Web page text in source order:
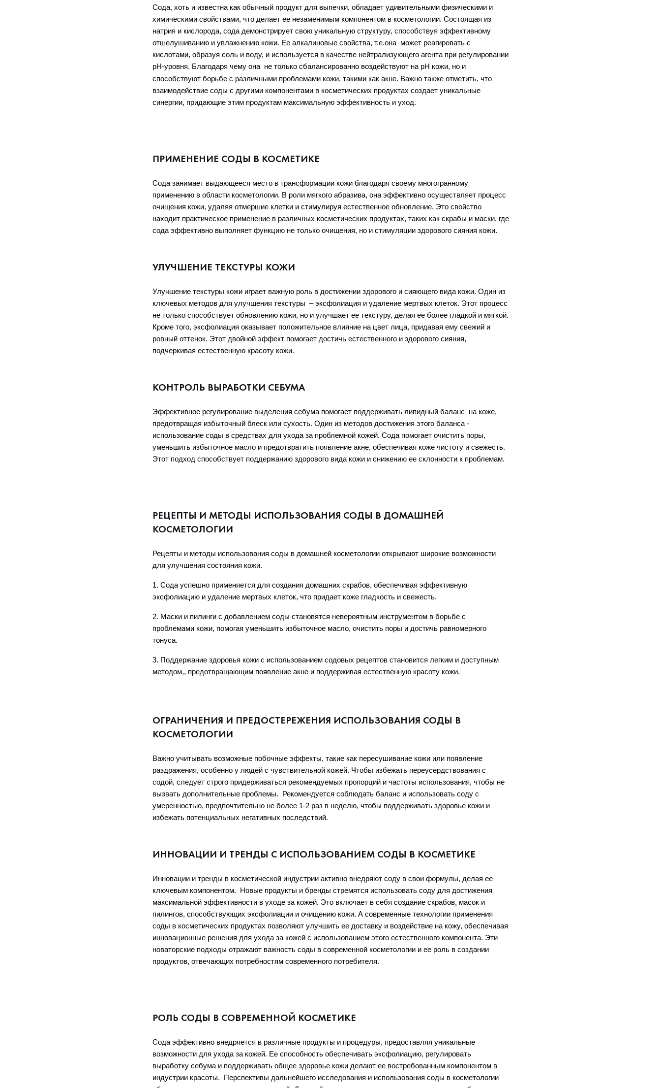
Сода, хоть и известна как обычный продукт для выпечки, обладает удивительными физическими и
химическими свойствами, что делает ее незаменимым компонентом в косметологии. Состоящая из
натрия и кислорода, сода демонстрирует свою уникальную структуру, способствуя эффективному
отшелушиванию и увлажнению кожи. Ее алкалиновые свойства, т.е.она может реагировать с
кислотами, образуя соль и воду, и используется в качестве нейтрализующего агента при регулировании
pH-уровня. Благодаря чему она не только сбалансированно воздействуют на pH кожи, но и
способствуют борьбе с различными проблемами кожи, такими как акне. Важно также отметить, что
взаимодействие соды с другими компонентами в косметических продуктах создает уникальные
синергии, придающие этим продуктам максимальную эффективность и уход.
ПРИМЕНЕНИЕ СОДЫ В КОСМЕТИКЕ
Сода занимает выдающееся место в трансформации кожи благодаря своему многогранному
применению в области косметологии. В роли мягкого абразива, она эффективно осуществляет процесс
очищения кожи, удаляя отмершие клетки и стимулируя естественное обновление. Это свойство
находит практическое применение в различных косметических продуктах, таких как скрабы и маски, где
сода эффективно выполняет функцию не только очищения, но и стимуляции здорового сияния кожи.
УЛУЧШЕНИЕ ТЕКСТУРЫ КОЖИ
Улучшение текстуры кожи играет важную роль в достижении здорового и сияющего вида кожи. Один из
ключевых методов для улучшения текстуры  – эксфолиация и удаление мертвых клеток. Этот процесс
не только способствует обновлению кожи, но и улучшает ее текстуру, делая ее более гладкой и мягкой.
Кроме того, эксфолиация оказывает положительное влияние на цвет лица, придавая ему свежий и
ровный оттенок. Этот двойной эффект помогает достичь естественного и здорового сияния,
подчеркивая естественную красоту кожи.
КОНТРОЛЬ ВЫРАБОТКИ СЕБУМА
Эффективное регулирование выделения себума помогает поддерживать липидный баланс  на коже,
предотвращая избыточный блеск или сухость. Один из методов достижения этого баланса -
использование соды в средствах для ухода за проблемной кожей. Сода помогает очистить поры,
уменьшить избыточное масло и предотвратить появление акне, обеспечивая коже чистоту и свежесть.
Этот подход способствует поддержанию здорового вида кожи и снижению ее склонности к проблемам.
РЕЦЕПТЫ И МЕТОДЫ ИСПОЛЬЗОВАНИЯ СОДЫ В ДОМАШНЕЙ
КОСМЕТОЛОГИИ
Рецепты и методы использования соды в домашней косметологии открывают широкие возможности
для улучшения состояния кожи.
1. Сода успешно применяется для создания домашних скрабов, обеспечивая эффективную
эксфолиацию и удаление мертвых клеток, что придает коже гладкость и свежесть.
2. Маски и пилинги с добавлением соды становятся невероятным инструментом в борьбе с
проблемами кожи, помогая уменьшить избыточное масло, очистить поры и достичь равномерного
тонуса.
3. Поддержание здоровья кожи с использованием содовых рецептов становится легким и доступным
методом,, предотвращающим появление акне и поддерживая естественную красоту кожи.
ОГРАНИЧЕНИЯ И ПРЕДОСТЕРЕЖЕНИЯ ИСПОЛЬЗОВАНИЯ СОДЫ В
КОСМЕТОЛОГИИ
Важно учитывать возможные побочные эффекты, такие как пересушивание кожи или появление
раздражения, особенно у людей с чувствительной кожей. Чтобы избежать переусердствования с
содой, следует строго придерживаться рекомендуемых пропорций и частоты использования, чтобы не
вызвать дополнительные проблемы.  Рекомендуется соблюдать баланс и использовать соду с
умеренностью, предпочтительно не более 1-2 раз в неделю, чтобы поддерживать здоровье кожи и
избежать потенциальных негативных последствий.
ИННОВАЦИИ И ТРЕНДЫ С ИСПОЛЬЗОВАНИЕМ СОДЫ В КОСМЕТИКЕ
Инновации и тренды в косметической индустрии активно внедряют соду в свои формулы, делая ее
ключевым компонентом.  Новые продукты и бренды стремятся использовать соду для достижения
максимальной эффективности в уходе за кожей. Это включает в себя создание скрабов, масок и
пилингов, способствующих эксфолиации и очищению кожи. А современные технологии применения
соды в косметических продуктах позволяют улучшить ее доставку и воздействие на кожу, обеспечивая
инновационные решения для ухода за кожей с использованием этого естественного компонента. Эти
новаторские подходы отражают важность соды в современной косметологии и ее роль в создании
продуктов, отвечающих потребностям современного потребителя.
РОЛЬ СОДЫ В СОВРЕМЕННОЙ КОСМЕТИКЕ
Сода эффективно внедряется в различные продукты и процедуры, предоставляя уникальные
возможности для ухода за кожей. Ее способность обеспечивать эксфолиацию, регулировать
выработку себума и поддерживать общее здоровье кожи делают ее востребованным компонентом в
индустрии красоты.  Перспективы дальнейшего исследования и использования соды в косметологии